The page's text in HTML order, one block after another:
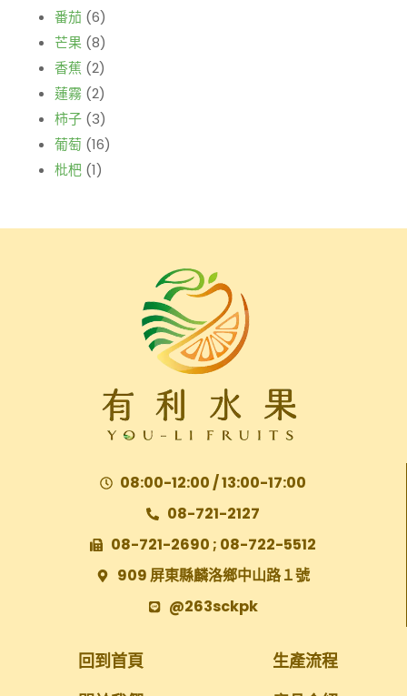
番茄 (6)
芒果 (8)
香蕉 (2)
蓮霧 (2)
柿子 (3)
葡萄 (16)
枇杷 (1)
08:00-12:00 / 13:00-17:00
08-721-2127
08-721-2690 ; 08-722-5512
909 屏東縣麟洛鄉中山路１號
@263sckpk
回到首頁
生產流程